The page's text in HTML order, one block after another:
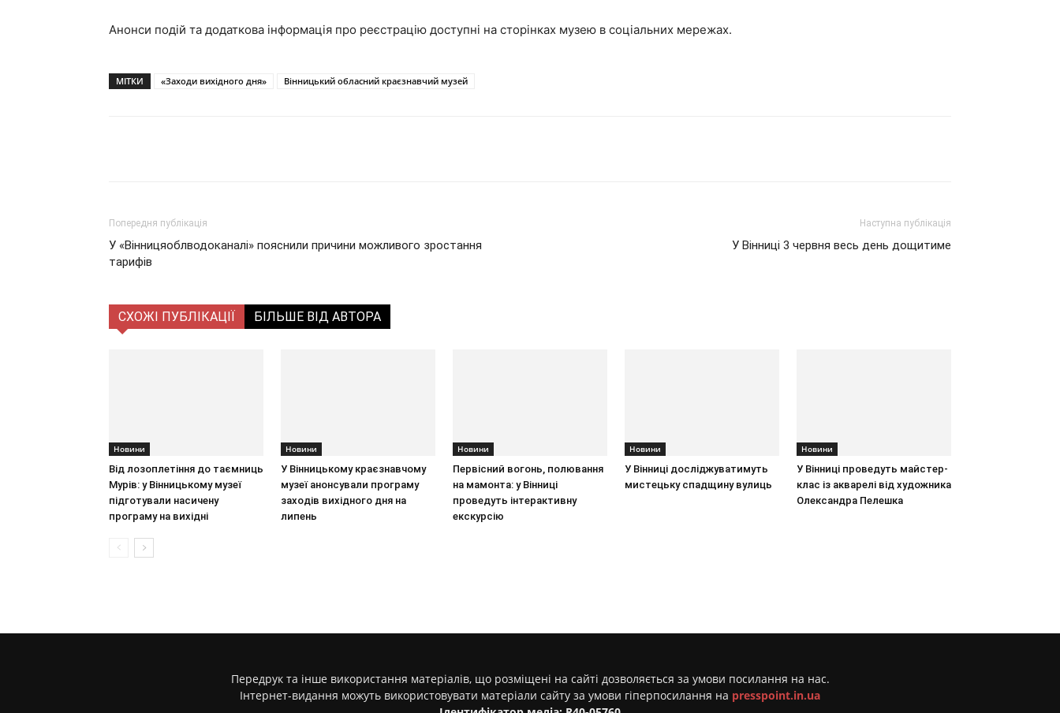
Анонси подій та додаткова інформація про реєстрацію доступні на сторінках музею в соціальних мережах.
МІТКИ «Заходи вихідного дня» Вінницький обласний краєзнавчий музей
Попередня публікація
У «Вінницяоблводоканалі» пояснили причини можливого зростання
тарифів
Наступна публікація
У Вінниці 3 червня весь день дощитиме
СХОЖІ ПУБЛІКАЦІЇ БІЛЬШЕ ВІД АВТОРА
Новини
Від лозоплетіння до таємниць
Мурів: у Вінницькому музеї
підготували насичену
програму на вихідні
Новини
У Вінницькому краєзнавчому
музеї анонсували програму
заходів вихідного дня на
липень
Новини
Первісний вогонь, полювання
на мамонта: у Вінниці
проведуть інтерактивну
екскурсію
Новини
У Вінниці досліджуватимуть
мистецьку спадщину вулиць
Новини
У Вінниці проведуть майстер-
клас із акварелі від художника
Олександра Пелешка
Передрук та інше використання матеріалів, що розміщені на сайті дозволяється за умови посилання на нас.
Інтернет-видання можуть використовувати матеріали сайту за умови гіперпосилання на presspoint.in.ua